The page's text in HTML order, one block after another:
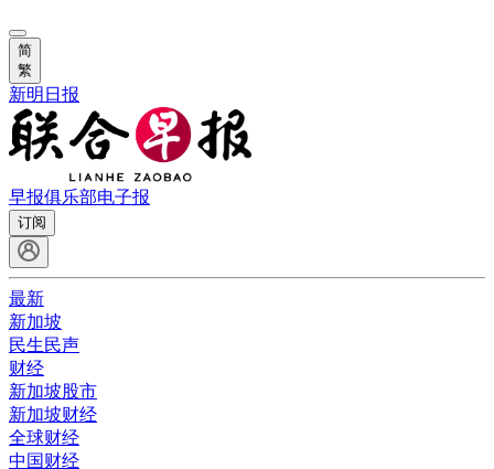
简
繁
新明日报
早报俱乐部电子报
订阅
最新
新加坡
民生民声
财经
新加坡股市
新加坡财经
全球财经
中国财经